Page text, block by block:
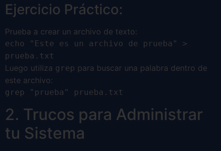
Ejercicio Práctico:
Prueba a crear un archivo de texto:
echo "Este es un archivo de prueba" >
prueba.txt
Luego utiliza grep para buscar una palabra dentro de
este archivo:
grep "prueba" prueba.txt
2. Trucos para Administrar
tu Sistema